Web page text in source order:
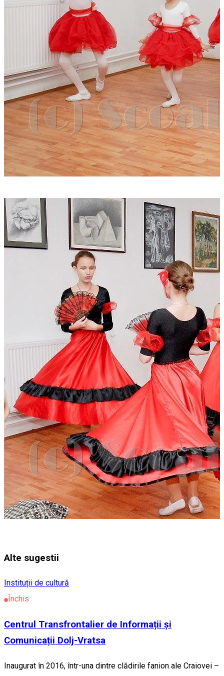
Alte sugestii
Instituții de cultură
Închis
Centrul Transfrontalier de Informații și
Comunicații Dolj-Vratsa
Inaugurat în 2016, într-una dintre clădirile fanion ale Craiovei –